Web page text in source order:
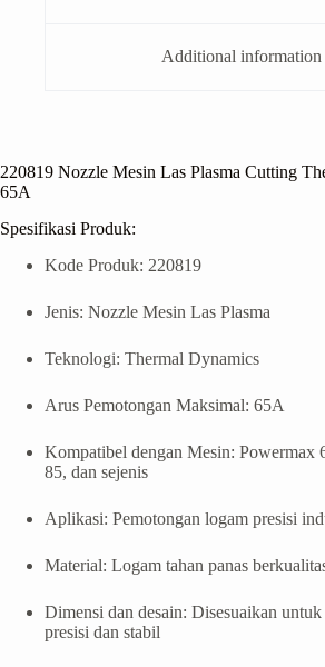
Additional information
220819 Nozzle Mesin Las Plasma Cutting
65A
Spesifikasi Produk:
Kode Produk: 220819
Jenis: Nozzle Mesin Las Plasma
Teknologi: Thermal Dynamics
Arus Pemotongan Maksimal: 65A
Kompatibel dengan Mesin: Powermax
85, dan sejenis
Aplikasi: Pemotongan logam presisi
Material: Logam tahan panas
Dimensi dan desain: Disesuaikan untuk
presisi dan stabil